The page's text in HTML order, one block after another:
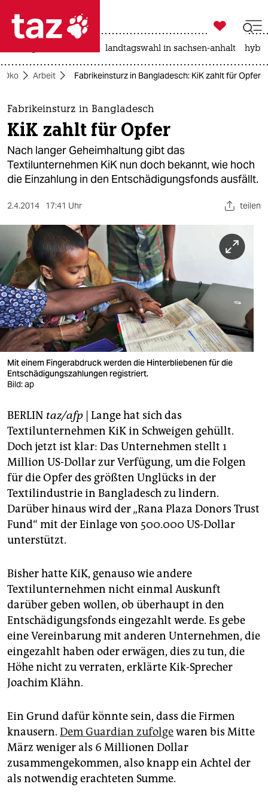
 taz zahl ich
taz zahl ich
themen
politik
öko
gesellschaft
sport
berlin
nord
wahrheit
verlag
verlag
shop
fragen & hilfe
unterstützen
abo
genossenschaft
epaper login

taz zahl ich
landtagswahl in sachsen-anhalt
Öko Arbeit Fabrikeinsturz in Bangladesch: KiK zahlt für Opfer
Fabrikeinsturz in Bangladesch
KiK zahlt für Opfer
Nach langer Geheimhaltung gibt das
Textilunternehmen KiK nun doch bekannt, wie hoch
die Einzahlung in den Entschädigungsfonds ausfällt.
2.4.2014 17:41 Uhr teilen
Mit einem Fingerabdruck werden die Hinterbliebenen für die
Entschädigungszahlungen registriert.
Bild: ap
BERLIN taz/afp | Lange hat sich das
Textilunternehmen KiK in Schweigen gehüllt.
Doch jetzt ist klar: Das Unternehmen stellt 1
Million US-Dollar zur Verfügung, um die Folgen
für die Opfer des größten Unglücks in der
Textilindustrie in Bangladesch zu lindern.
Darüber hinaus wird der „Rana Plaza Donors Trust
Fund“ mit der Einlage von 500.000 US-Dollar
unterstützt.
Bisher hatte KiK, genauso wie andere
Textilunternehmen nicht einmal Auskunft
darüber geben wollen, ob überhaupt in den
Entschädigungsfonds eingezahlt werde. Es gebe
eine Vereinbarung mit anderen Unternehmen, die
eingezahlt haben oder erwägen, dies zu tun, die
Höhe nicht zu verraten, erklärte Kik-Sprecher
Joachim Klähn.
Ein Grund dafür könnte sein, dass die Firmen
knausern. Dem Guardian zufolgewaren bis Mitte
März weniger als 6 Millionen Dollar
zusammengekommen, also knapp ein Achtel der
als notwendig erachteten Summe.